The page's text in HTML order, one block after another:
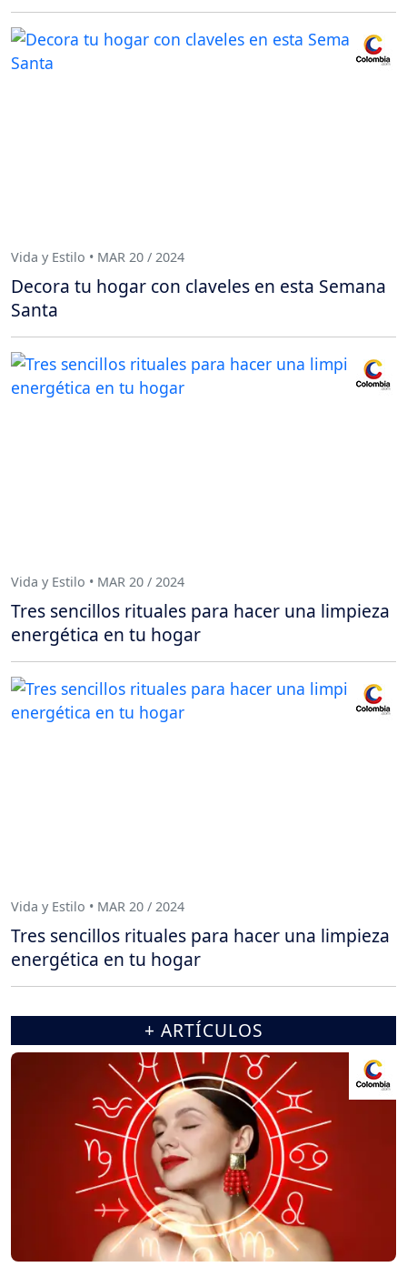
Vida y Estilo • MAR 20 / 2024
Decora tu hogar con claveles en esta Semana
Santa
Vida y Estilo • MAR 20 / 2024
Tres sencillos rituales para hacer una limpieza
energética en tu hogar
Vida y Estilo • MAR 20 / 2024
Tres sencillos rituales para hacer una limpieza
energética en tu hogar
+ ARTÍCULOS